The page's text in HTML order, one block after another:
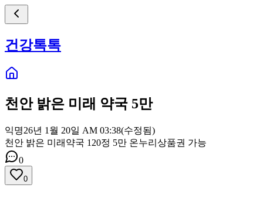
건강톡톡
천안 밝은 미래 약국 5만
익명26년 1월 20일 AM 03:38(수정됨)
천안 밝은 미래약국 120정 5만 온누리상품권 가능
0
0